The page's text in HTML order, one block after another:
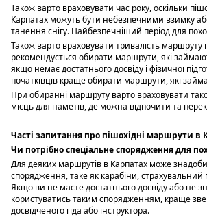
Також варто враховувати час року, оскільки
Карпатах можуть бути небезпечними взимку
танення снігу. Найбезпечніший період для
Також варто враховувати тривалість маршруту
рекомендується обирати маршрути, які
якщо немає достатнього досвіду і фізичної
початківців краще обирати маршрути, які
При обиранні маршруту варто враховувати
місць для наметів, де можна відпочити та
Часті запитання про пішохідні маршрути в
Чи потрібно спеціальне спорядження для
Для деяких маршрутів в Карпатах може
спорядження, таке як карабіни,
Якщо ви не маєте достатнього досвіду або не
користуватись таким спорядженням, краще
досвідченого гіда або інструктора.